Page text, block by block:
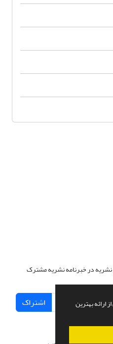
ارائه بهترین
نشریه در خبرنامه نشریه مشترک
اشتراک